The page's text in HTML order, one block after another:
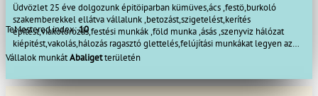
Üdvözlet 25 éve dolgozunk épitöiparban kümüves,ács ,festö,burkoló
szakemberekkel ellátva vállalunk ,betozást,szigetelést,kerítés
építést,viakolórozás,festési munkák ,föld munka ,ásás ,szenyviz hálózat
kiépitést,vakolás,hálozás ragasztó glettelés,felújítási munkákat legyen az
kicsi akár nagy munka rugalmas gyors szakszerü megbízható munkát
hétvégén ünnepnapokon is.Köszönöm, hogy végig olvasta és csapatomat
válasza a munka végzésére.
TeMestered index:10
Vállalok munkátAbaligetterületén